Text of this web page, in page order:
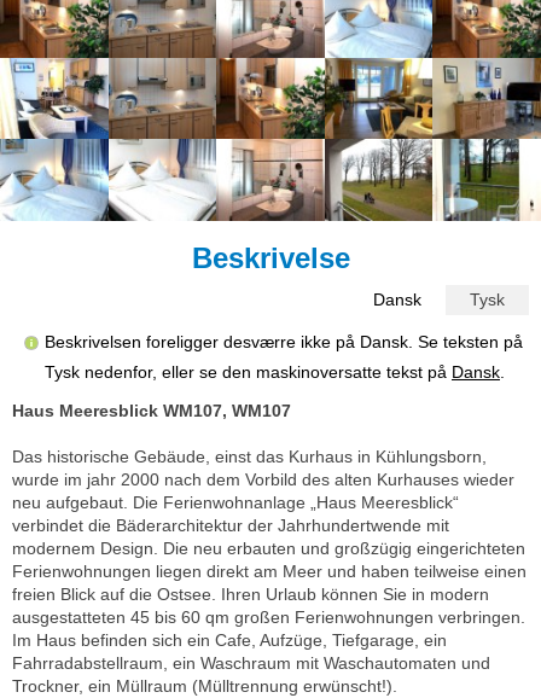
Beskrivelse
Dansk Tysk
Beskrivelsen foreligger desværre ikke på Dansk. Se teksten på
Tysk nedenfor, eller se den maskinoversatte tekst på Dansk
Haus Meeresblick WM107, WM107
Das historische Gebäude, einst das Kurhaus in Kühlungsborn,
wurde im jahr 2000 nach dem Vorbild des alten Kurhauses wieder
neu aufgebaut. Die Ferienwohnanlage „Haus Meeresblick“
verbindet die Bäderarchitektur der Jahrhundertwende mit
modernem Design. Die neu erbauten und großzügig eingerichteten
Ferienwohnungen liegen direkt am Meer und haben teilweise einen
freien Blick auf die Ostsee. Ihren Urlaub können Sie in modern
ausgestatteten 45 bis 60 qm großen Ferienwohnungen verbringen.
Im Haus befinden sich ein Cafe, Aufzüge, Tiefgarage, ein
Fahrradabstellraum, ein Waschraum mit Waschautomaten und
Trockner, ein Müllraum (Mülltrennung erwünscht!).